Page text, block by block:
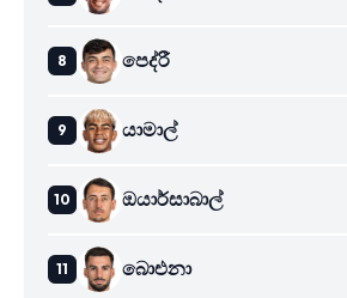
පෙද්රී
යාමාල්
ඔයාර්සාබාල්
බාෙඑනා